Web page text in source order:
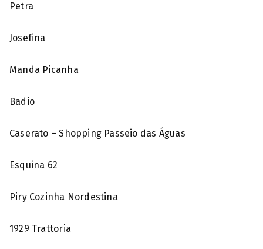
Petra
Josefina
Manda Picanha
Badio
Caserato – Shopping Passeio das Águas
Esquina 62
Piry Cozinha Nordestina
1929 Trattoria